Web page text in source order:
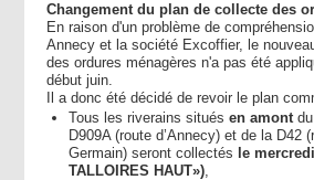
Changement du plan de collecte des
En raison d'un problème de
Annecy et la société Excoffier, le
des ordures ménagères n'a pas été
début juin.
Il a donc été décidé de revoir le plan
Tous les riverains situésen amontdu
D909A (route d’Annecy) et de la D42
Germain) seront collectés le mercredi
TALLOIRES HAUT»),